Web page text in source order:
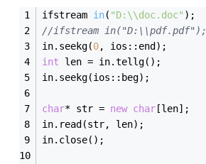
ifstream in( "D:\\doc.doc" ) ;
//ifstream in("D:\\pdf.pdf");
in.seekg(0, ios::end);
int len = in.tellg();
in.seekg(ios::beg);
char* str = new char [len];
in.read(str, len);
in.close();